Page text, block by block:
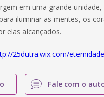
em uma grande
iluminar as mentes, os
elas alcançados.
25dutra.wix.com/eternidade
Fale com o